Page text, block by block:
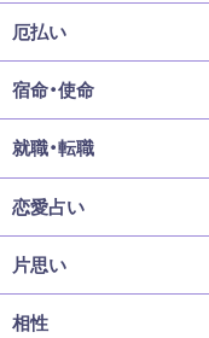
厄払い
宿命・使命
就職・転職
恋愛占い
片思い
相性